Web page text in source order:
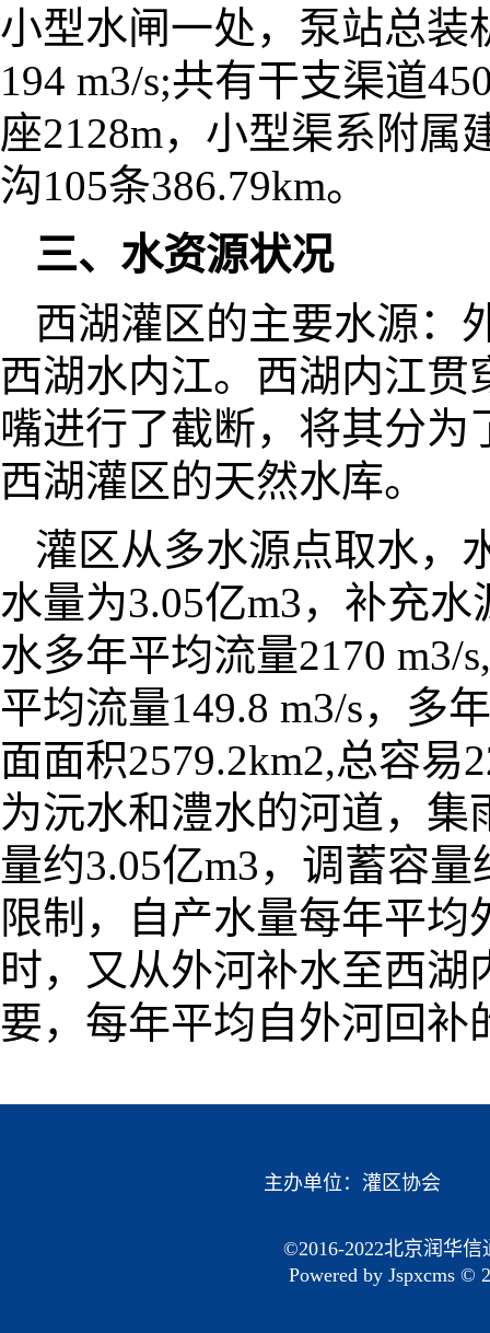
小型水闸一处，泵站总装
194 m3/s;共有干支渠道
座2128m，小型渠系附属
沟105条386.79km。
三、水资源状况
西湖灌区的主要水源：
西湖水内江。西湖内江
嘴进行了截断，将其分
西湖灌区的天然水库。
灌区从多水源点取水，
水量为3.05亿m3，补充
水多年平均流量2170 m3/
平均流量149.8 m3/s，多
面面积2579.2km2,总容易
为沅水和澧水的河道，集
量约3.05亿m3，调蓄容
限制，自产水量每年平均
时，又从外河补水至西
要，每年平均自外河回补
主办单位： 灌区协会
©2016-2022北京润华
Powered byJspxcms ©